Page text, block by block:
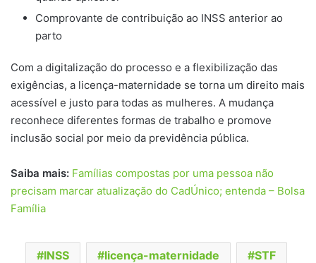
Comprovante de contribuição ao INSS anterior ao
parto
Com a digitalização do processo e a flexibilização das
exigências, a licença-maternidade se torna um direito mais
acessível e justo para todas as mulheres. A mudança
reconhece diferentes formas de trabalho e promove
inclusão social por meio da previdência pública.
Saiba mais: Famílias compostas por uma pessoa não
precisam marcar atualização do CadÚnico; entenda – Bolsa
Família
INSS licença-maternidade STF